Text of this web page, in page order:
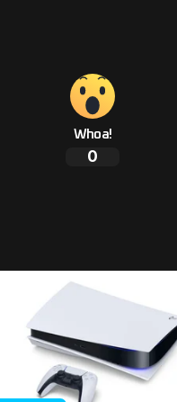
Whoa!
0